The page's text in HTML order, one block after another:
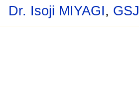
Dr. Isoji MIYAGI, GSJ